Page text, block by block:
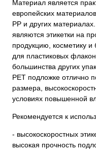
Материал является
европейских
РР и других
являются этикетки на
продукцию, косметику
для пластиковых
большинства других
РЕТ подложке отлично
размера,
условиях повышенной
Рекомендуется к
- высокоскоростных
высокая прочность